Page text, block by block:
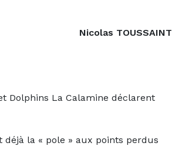
Nicolas TOUSSAINT
Dolphins La Calamine déclarent
la « pole » aux points perdus